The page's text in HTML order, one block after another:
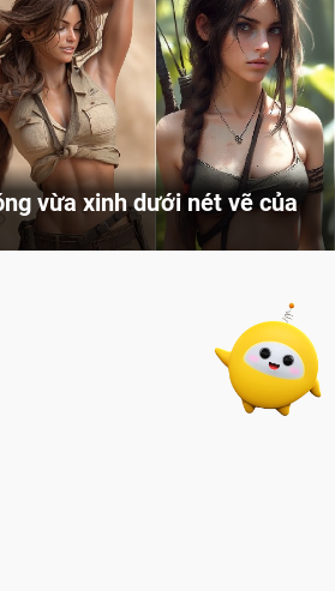
vừa xinh dưới nét vẽ của